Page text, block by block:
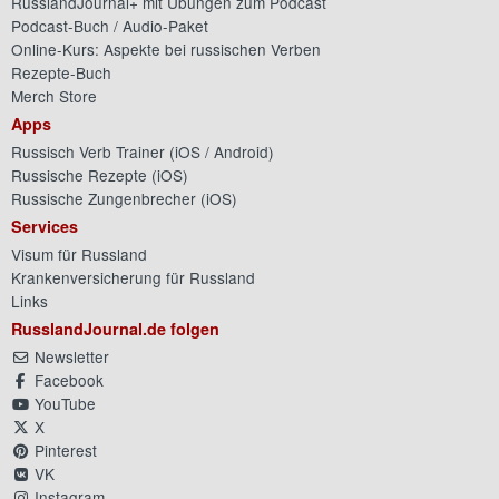
Podcast-Buch / Audio-Paket
Online-Kurs: Aspekte bei russischen Verben
Rezepte-Buch
Merch Store
Apps
Russisch Verb Trainer (iOS / Android)
Russische Rezepte (iOS)
Russische Zungenbrecher (iOS)
Services
Visum für Russland
Krankenversicherung für Russland
Links
RusslandJournal.de folgen
Newsletter
Facebook
YouTube
X
Pinterest
VK